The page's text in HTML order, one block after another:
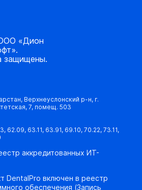
«Дион
защищены.
Верхнеуслонский р-н, г.
7, помещ. 503
62.09, 63.11, 63.91, 69.10, 70.22, 73.11,
аккредитованных ИТ-
DentalPro включен в реестр
обеспечения (Запись